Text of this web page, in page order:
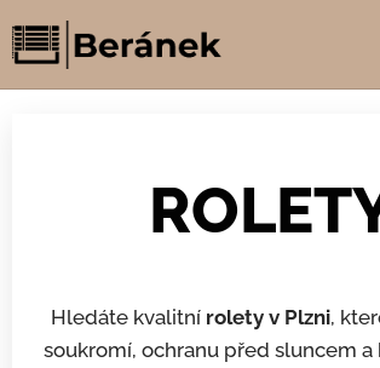
Hledáte kvalitní rolety v Plzni,
soukromí, ochranu před sluncem a